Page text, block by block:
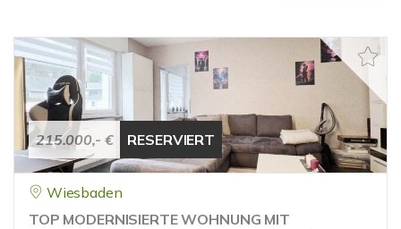
215.000,- € RESERVIERT
Wiesbaden
TOP MODERNISIERTE WOHNUNG MIT